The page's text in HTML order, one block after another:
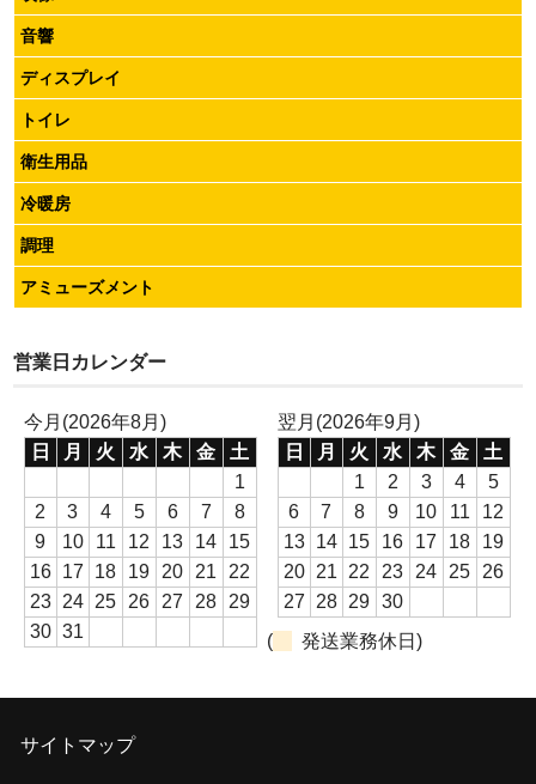
音響
ディスプレイ
トイレ
衛生用品
冷暖房
調理
アミューズメント
営業日カレンダー
今月(2026年8月)
日
月 火 水 木 金
土
1
2
3 4 5 6 7
8
9
10 11 12 13 14
15
16 17 18 19 20 21
22
23 24 25 26 27 28
29
30 31
翌月(2026年9月)
日
月 火 水 木 金
土
1
2 3 4
5
6
7 8 9 10 11
12
13 14 15 16 17 18
19
20 21 22 23 24 25
26
27
28 29
30
(
発送業務休日)
サイトマップ